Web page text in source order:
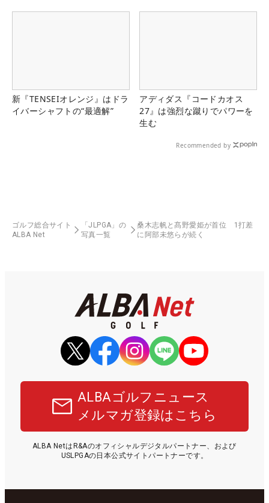
新『TENSEIオレンジ』はドラ
イバーシャフトの“最適解”
アディダス『コードカオス
27』は強烈な蹴りでパワーを
生む
Recommended by
ゴルフ総合サイト
ALBA Net
「JLPGA」の
写真一覧
桑木志帆と髙野愛姫が首位 1打差
に阿部未悠らが続く
ALBAゴルフニュース
メルマガ登録はこちら
ALBA NetはR&Aのオフィシャルデジタルパートナー、および
USLPGAの日本公式サイトパートナーです。